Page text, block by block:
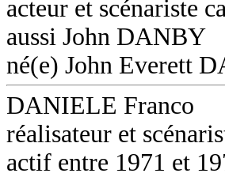
acteur et scénariste
aussi John DANBY
né(e) John Everett
DANIELE Franco
réalisateur et
actif entre 1971 et